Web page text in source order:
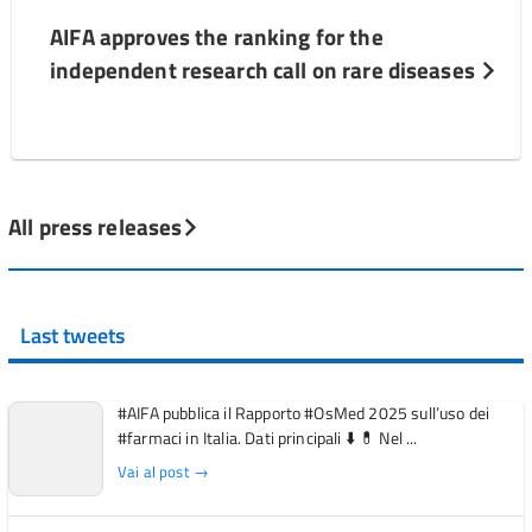
AIFA approves the ranking for the
independent research call on rare diseases
All press releases
Last tweets
#AIFA pubblica il Rapporto #OsMed 2025 sull’uso dei
#farmaci in Italia. Dati principali ⬇️ 💊 Nel ...
Vai al post →